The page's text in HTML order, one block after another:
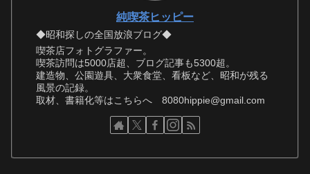
純喫茶ヒッピー
◆昭和探しの全国放浪ブログ◆
喫茶店フォトグラファー。
喫茶訪問は5000店超、ブログ記事も5300超。
建造物、公園遊具、大衆食堂、看板など、昭和が残る
風景の記録。
取材、書籍化等はこちらへ 8080hippie@gmail.com